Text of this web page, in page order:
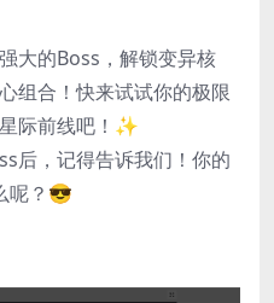
大的Boss，解锁变异核
组合！快来试试你的极限
际前线吧！✨
后，记得告诉我们！你的
呢？😎